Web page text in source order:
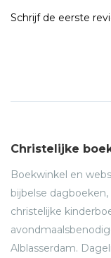
Schrijf de eerste
Christelijke
Boekwinkel en
bijbelse
christelijke
Alblasserdam.